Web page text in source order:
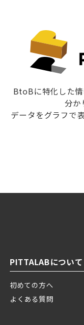
BtoBに特化した
分か
データをグラフで
PITTALABについて
初めての方へ
よくある質問